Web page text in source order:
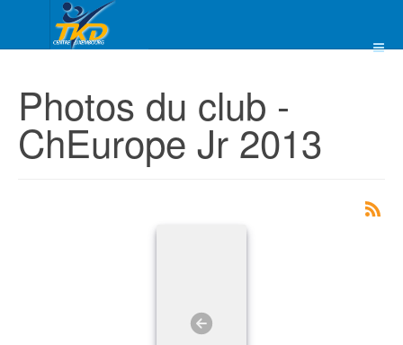
Photos du club -
ChEurope Jr 2013